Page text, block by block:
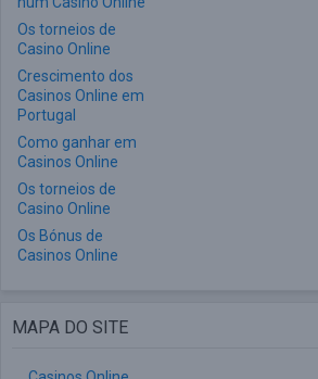
Os torneios de
Casino Online
Crescimento dos
Casinos Online em
Portugal
Como ganhar em
Casinos Online
Os torneios de
Casino Online
Os Bónus de
Casinos Online
MAPA DO SITE